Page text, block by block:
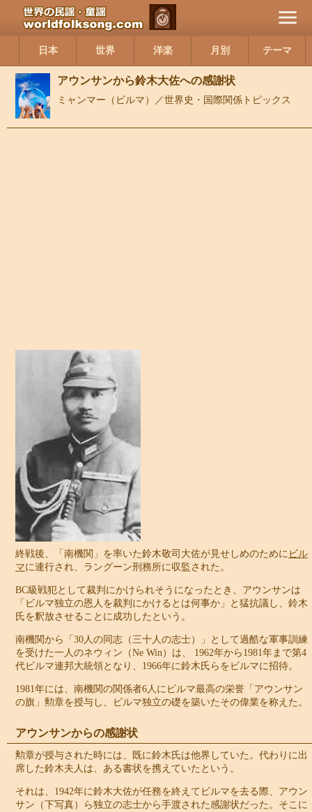
日本 世界 洋楽 月別 テーマ
アウンサンから鈴木大佐への感謝状
ミャンマー（ビルマ）／世界史・国際関係トピックス
終戦後、「南機関」を率いた鈴木敬司大佐が見せしめのために ビル
マに連行され、ラングーン刑務所に収監された。
BC級戦犯として裁判にかけられそうになったとき、アウンサンは
「ビルマ独立の恩人を裁判にかけるとは何事か」と猛抗議し、鈴木
氏を釈放させることに成功したという。
南機関から「30人の同志（三十人の志士）」として過酷な軍事訓練
を受けた一人のネウィン（Ne Win）は、 1962年から1981年まで第4
代ビルマ連邦大統領となり、1966年に鈴木氏らをビルマに招待。
1981年には、南機関の関係者6人にビルマ最高の栄誉「アウンサン
の旗」勲章を授与し、ビルマ独立の礎を築いたその偉業を称えた。
アウンサンからの感謝状
勲章が授与された時には、既に鈴木氏は他界していた。代わりに出
席した鈴木夫人は、ある書状を携えていたという。
それは、1942年に鈴木大佐が任務を終えてビルマを去る際、アウン
サン（下写真）ら独立の志士から手渡された感謝状だった。そこに